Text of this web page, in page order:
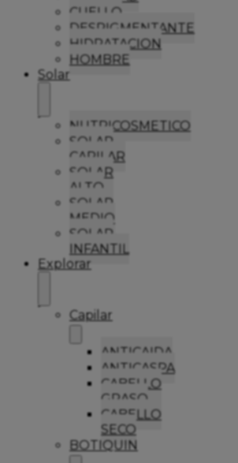
CUELLO
DESPIGMENTANTE
HIDRATACION
HOMBRE
Solar
NUTRICOSMETICO
SOLAR
CAPILAR
SOLAR
ALTO
SOLAR
MEDIO
SOLAR
INFANTIL
Explorar
Capilar
ANTICAIDA
ANTICASPA
CABELLO
GRASO
CABELLO
SECO
BOTIQUIN